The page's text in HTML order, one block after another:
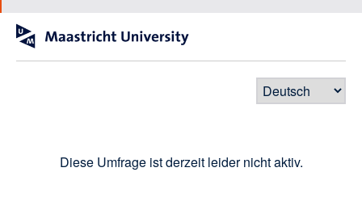
Diese Umfrage ist derzeit leider nicht aktiv.